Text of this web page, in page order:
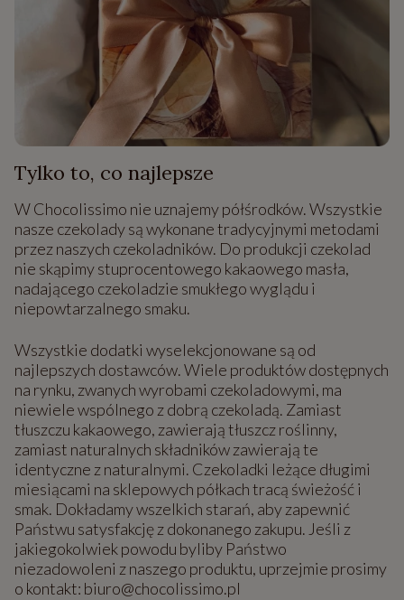
Tylko to, co najlepsze
W Chocolissimo nie uznajemy półśrodków. Wszystkie
nasze czekolady są wykonane tradycyjnymi metodami
przez naszych czekoladników. Do produkcji czekolad
nie skąpimy stuprocentowego kakaowego masła,
nadającego czekoladzie smukłego wyglądu i
niepowtarzalnego smaku.
Wszystkie dodatki wyselekcjonowane są od
najlepszych dostawców. Wiele produktów dostępnych
na rynku, zwanych wyrobami czekoladowymi, ma
niewiele wspólnego z dobrą czekoladą. Zamiast
tłuszczu kakaowego, zawierają tłuszcz roślinny,
zamiast naturalnych składników zawierają te
identyczne z naturalnymi. Czekoladki leżące długimi
miesiącami na sklepowych półkach tracą świeżość i
smak. Dokładamy wszelkich starań, aby zapewnić
Państwu satysfakcję z dokonanego zakupu. Jeśli z
jakiegokolwiek powodu byliby Państwo
niezadowoleni z naszego produktu, uprzejmie prosimy
o kontakt: biuro@chocolissimo.pl